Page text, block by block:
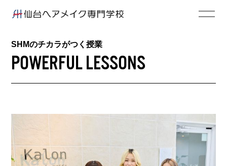
SHMのチカラがつく授業
POWERFUL LESSONS